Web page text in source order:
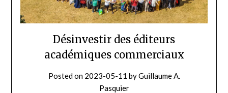
Désinvestir des éditeurs
académiques commerciaux
Posted on 2023-05-11 byGuillaume A.
Pasquier